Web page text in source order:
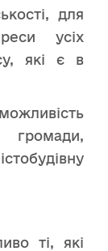
для
усіх
які є в
громади,
ті, які